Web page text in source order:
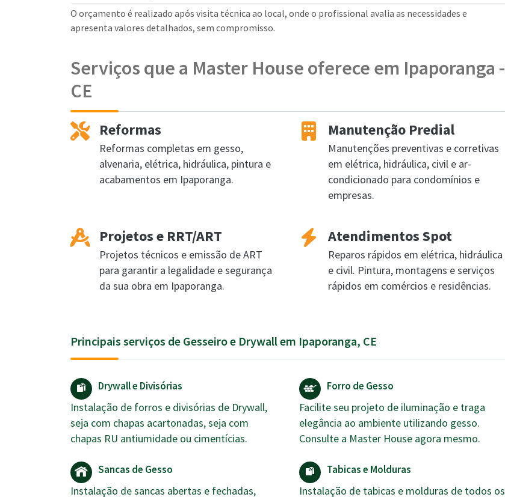
O orçamento é realizado após visita técnica ao local, onde o profissional avalia as necessidades e
apresenta valores detalhados, sem compromisso.
Serviços que a Master House oferece em Ipaporanga -
CE
Reformas
Reformas completas em gesso,
alvenaria, elétrica, hidráulica, pintura e
acabamentos em Ipaporanga.
Manutenção Predial
Manutenções preventivas e corretivas
em elétrica, hidráulica, civil e ar-
condicionado para condomínios e
empresas.
Projetos e RRT/ART
Projetos técnicos e emissão de ART
para garantir a legalidade e segurança
da sua obra em Ipaporanga.
Atendimentos Spot
Reparos rápidos em elétrica, hidráulica
e civil. Pintura, montagens e serviços
rápidos em comércios e residências.
Principais serviços de Gesseiro e Drywall em Ipaporanga, CE
Drywall e Divisórias
Instalação de forros e divisórias de Drywall,
seja com chapas acartonadas, seja com
chapas RU antiumidade ou cimentícias.
Forro de Gesso
Facilite seu projeto de iluminação e traga
elegância ao ambiente utilizando gesso.
Consulte a Master House agora mesmo.
Sancas de Gesso
Instalação de sancas abertas e fechadas,
Tabicas e Molduras
Instalação de tabicas e molduras de todos os